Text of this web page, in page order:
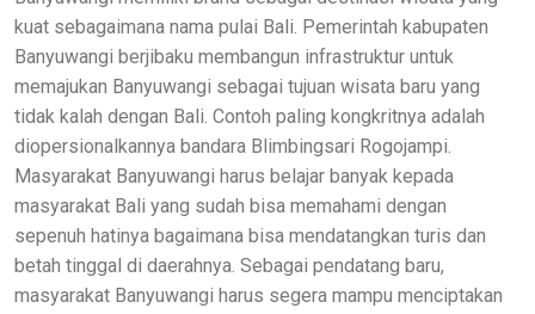
kuat sebagaimana nama pulai Bali. Pemerintah kabupaten
Banyuwangi berjibaku membangun infrastruktur untuk
memajukan Banyuwangi sebagai tujuan wisata baru yang
tidak kalah dengan Bali. Contoh paling kongkritnya adalah
diopersionalkannya bandara Blimbingsari Rogojampi.
Masyarakat Banyuwangi harus belajar banyak kepada
masyarakat Bali yang sudah bisa memahami dengan
sepenuh hatinya bagaimana bisa mendatangkan turis dan
betah tinggal di daerahnya. Sebagai pendatang baru,
masyarakat Banyuwangi harus segera mampu menciptakan